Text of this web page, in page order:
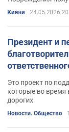
Кияни 24.05.2026
Президент и
Это проект по
которые во время
дорогих
Новости. Общество